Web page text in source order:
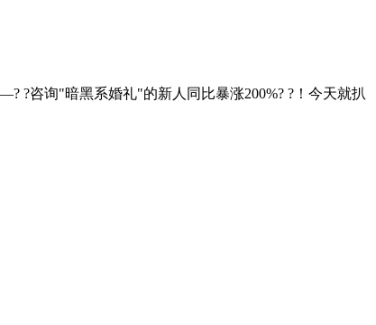
?咨询"暗黑系婚礼"的新人同比暴涨200%? ?！今天就扒